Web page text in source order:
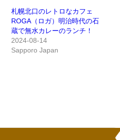
札幌北口のレトロなカフェ
ROGA（ロガ）明治時代の石
蔵で無水カレーのランチ！
2024-08-14
Sapporo Japan